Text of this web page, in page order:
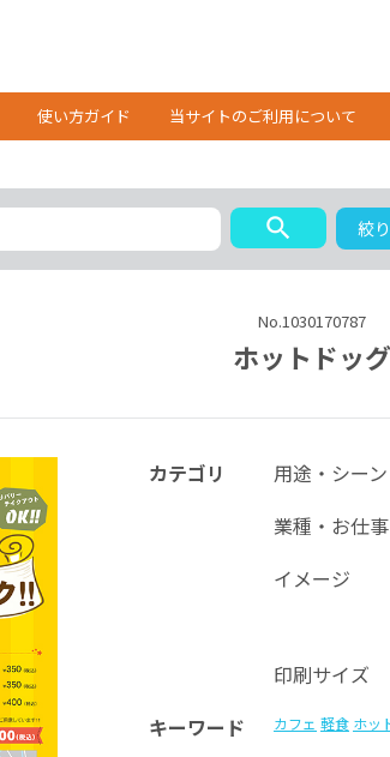
使い方ガイド 当サイトのご利用について
search 絞
No.1030170787
ホットドッグ
カテゴリ 用途・シーン
業種・お仕事
イメージ
印刷サイズ
キーワード カフェ 軽食 ホッ